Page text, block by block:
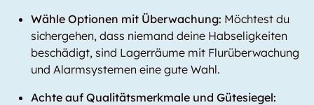
Wähle Optionen mit Überwachung: Möchtest du
sichergehen, dass niemand deine Habseligkeiten
beschädigt, sind Lagerräume mit Flurüberwachung
und Alarmsystemen eine gute Wahl.
Achte auf Qualitätsmerkmale und Gütesiegel: